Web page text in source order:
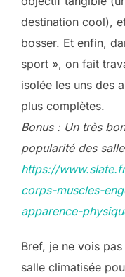
destination cool),
bosser. Et enfin,
sport », on fait
isolée les uns des
plus complètes.
Bonus : Un très
popularité des
https://
corps-muscles-
apparence-
Bref, je ne vois pas
salle climatisée